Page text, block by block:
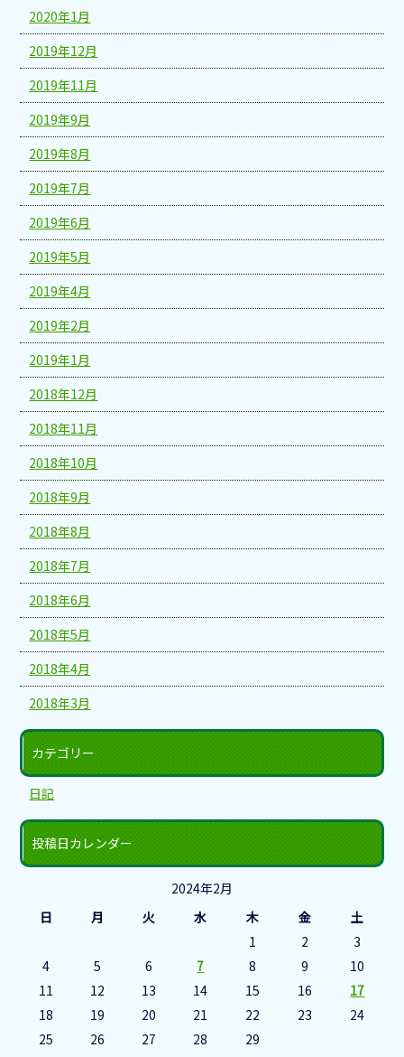
2020年1月
2019年12月
2019年11月
2019年9月
2019年8月
2019年7月
2019年6月
2019年5月
2019年4月
2019年2月
2019年1月
2018年12月
2018年11月
2018年10月
2018年9月
2018年8月
2018年7月
2018年6月
2018年5月
2018年4月
2018年3月
カテゴリー
日記
投稿日カレンダー
2024年2月
日
月 火 水 木 金 土
1 2
3
4
5 6 7 8 9
10
11
12 13 14 15 16
17
18
19 20 21 22 23
24
25
26 27 28 29